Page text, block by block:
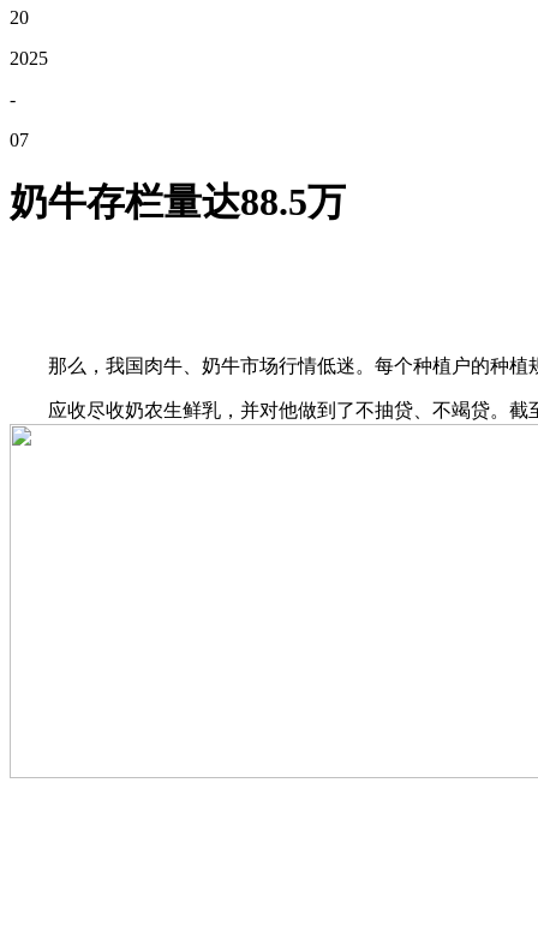
20
2025
-
07
奶牛存栏量达88.5万
那么，我国肉牛、奶牛市场行情低迷。每个种植户的种植
应收尽收奶农生鲜乳，并对他做到了不抽贷、不竭贷。截